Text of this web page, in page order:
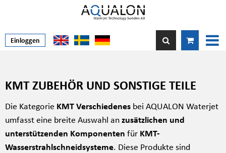
Einloggen
KMT ZUBEHÖR UND SONSTIGE TEILE
Die Kategorie KMT Verschiedenes bei AQUALON Waterjet
umfasst eine breite Auswahl anzusätzlichen und
unterstützenden Komponenten für KMT-
Wasserstrahlschneidsysteme. Diese Produkte sind